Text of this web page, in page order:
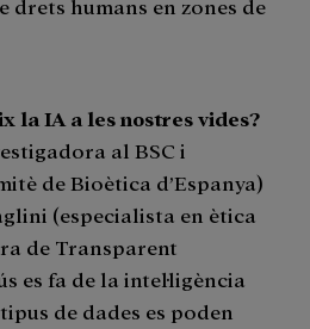
drets humans en zones de
la IA a les nostres vides?
al BSC i
de Bioètica d’Espanya)
(especialista en ètica
de Transparent
es fa de la intel·ligència
de dades es poden